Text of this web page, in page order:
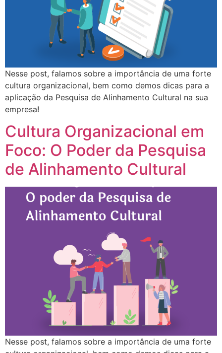
Nesse post, falamos sobre a importância de uma forte
cultura organizacional, bem como demos dicas para a
aplicação da Pesquisa de Alinhamento Cultural na sua
empresa!
Cultura Organizacional em
Foco: O Poder da Pesquisa
de Alinhamento Cultural
Nesse post, falamos sobre a importância de uma forte